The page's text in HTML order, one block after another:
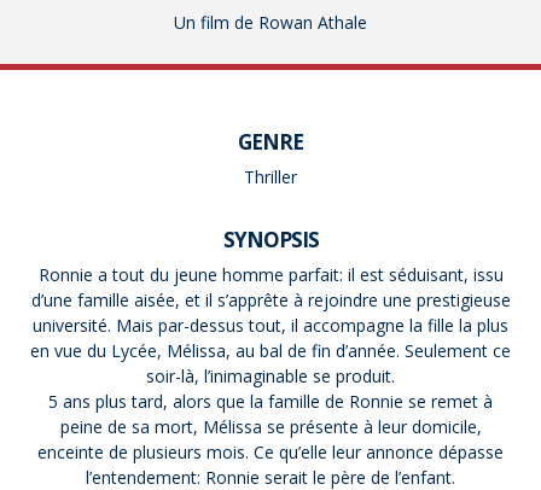
Un film de Rowan Athale
GENRE
Thriller
SYNOPSIS
Ronnie a tout du jeune homme parfait: il est séduisant, issu
d’une famille aisée, et il s’apprête à rejoindre une prestigieuse
université. Mais par-dessus tout, il accompagne la fille la plus
en vue du Lycée, Mélissa, au bal de fin d’année. Seulement ce
soir-là, l’inimaginable se produit.
5 ans plus tard, alors que la famille de Ronnie se remet à
peine de sa mort, Mélissa se présente à leur domicile,
enceinte de plusieurs mois. Ce qu’elle leur annonce dépasse
l’entendement: Ronnie serait le père de l’enfant.